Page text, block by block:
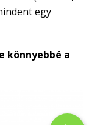
egy
könnyebbé a